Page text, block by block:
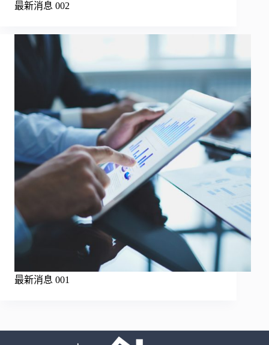
最新消息 002
最新消息 001